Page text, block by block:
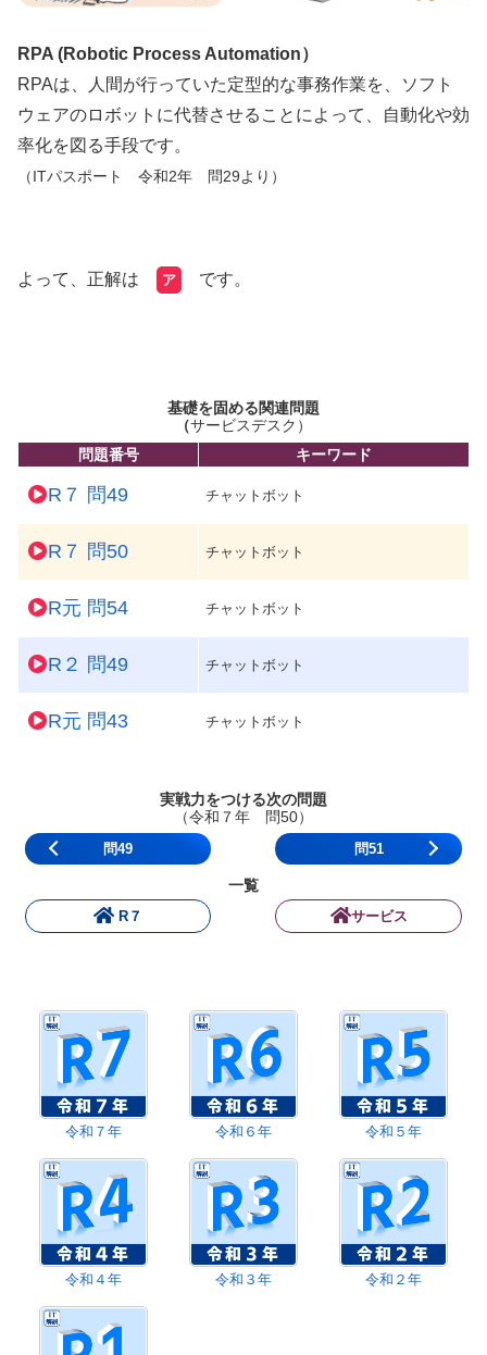
RPA (Robotic Process Automation）
RPAは、人間が行っていた定型的な事務作業を、ソフト
ウェアのロボットに代替させることによって、自動化や効
率化を図る手段です。
（ITパスポート 令和2年 問29より）
よって、正解は ア です。
基礎を固める関連問題
（サービスデスク）
問題番号
キーワード
R７ 問49 チャットボット
R７ 問50 チャットボット
R元 問54 チャットボット
R２ 問49 チャットボット
R元 問43 チャットボット
実戦力をつける次の問題
（令和７年 問50）
問49 問51
一覧
R７ サービス
令和７年 令和６年 令和５年
令和４年 令和３年 令和２年